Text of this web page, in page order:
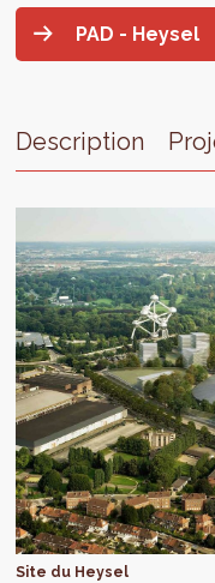
PAD - Heysel
Description
Site du Heysel